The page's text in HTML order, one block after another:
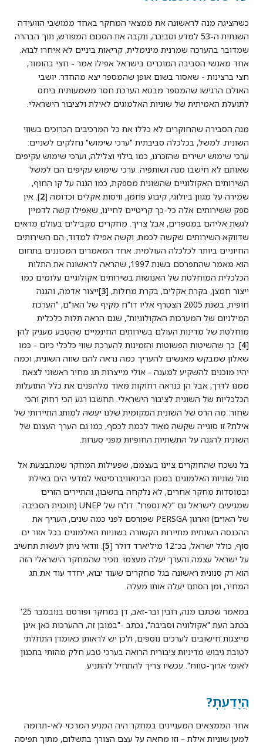
כשהציגה מנה לראשונה את ממצאי המחקר באחד ממושבי הוועידה
השנתית ה-53 למדע וסביבה, ונקבה את הסכום המפורש, תוך הבהרה
שמדובר בהערכה שמרנית מינימלית, קריאות ביניים לא איחרו לבוא.
אחד מאנשי הסביבה המוכרים בישראל אפילו אמר - חצי בהומור,
חצי ברצינות - שאסור בשום אופן שהמספר יצא מהחדר. יושבי
האולם הרגישו שהמספר מבטא הערכת חסר משמעותית ביחס
לתועלת האמיתית של שוניות האלמוגים לאילת ולציבור הישראלי.
מנה הסבירה שהחוקרים לא כללו את כל המרכיבים הכרוכים בשווי
השונית. למשל, בכלכלה סביבתית "ערכי שימוש" נחלקים לשניים:
ערכי שימוש ישירים שהזכרנו, כמו בילוי וצלילה, וערכי שימוש עקיפים
שאותם לא חישבו מנה ושותפיה. ערכי שימוש עקיפים הם למשל
השירותים האקולוגיים שהשונית מספקת, כמו הגנה על קו החוף,
שמירה על מגוון ביולוגי, קיבוע פחמן, וויסות אקלים וכדומה [2]. אין
ספק ששירותים אלה כל-כך קריטיים לחיינו, שאפילו קשה לדמיין
לגשת אליהם במספרים, אבל צריך. מחקרים מקבילים בעולם מראים
שדווקא השירותים שקשה לכמת, וקשה אפילו למדוד, הם השירותים
החיוניים ביותר לכלכלה העולמית. אחד המאמרים המכוננים בתחום
הוא מאמר שהתפרסם בשנת 1997, שהראה לראשונה את התלות
הכלכלית המוחלטת של האנושות בשירותים אקולוגיים עלומים כמו
ייצור חמצן, בקרת אקלים, בקרת מחלות, [3]ייצור אדמה, והגנה
חופית. בשנת 2005 הצטרף אליו דו"ח מקיף של האו"ם, "הערכת
המילניום של המערכות האקולוגיות", שגם הראה תלות כלכלית
מוחלטת של מדינות העולם בשירותים החינמיים שהטבע מעניק להן
[
4]. כך שהשיטות הפשוטות והזמינות להערכת שווי כלכלי כיום - כמו
שאלון שמבקש מאנשים להעריך כמה נראה להם שווה השונית, וכמה
יהיו מוכנים להשקיע למענה - אולי מייצרות תג מחיר ראשוני לצאת
ממנו לדרך, אבל הן כנראה רחוקות מאוד מלהפנים את כלל התועלות
הכלכליות של השונית לציבור הישראלי. תחשבו רגע הכי רחוק והכי
שחור: מה הרס של השונית המקומית שלנו יעשה למותג התיירותי של
אילת? זו סוגייה שקשה מאוד לכמת לכסף, כמו גם הערך העצום של
השונית להגנה על התשתיות החופיות מפני סערות.
בל נשכח שהחוקרים ציינו בעצמם, שפעילות המחקר שמתבצעת אל
מול שוניות האלמוגים במכון הבינאוניברסיטאי למדעי הים באילת
ובמוסדות מחקר אחרים, לא נלקחה בחשבון, והתיירים הזרים
שמגיעים לישראל גם "לא נספרו". דו"ח של UNEP (תוכנית הסביבה
של האו״ם) וארגון PERSGA שפורסם לפני כמה שנים, העריך את
ההכנסה השנתית מתיירות הקשורה בשוניות האלמוגים בכל אזור ים
סוף, כולל ישראל, בכ־12 מיליארד דולר [
5]. וודאי ניתן לעשות תחשיב
על ישראל עצמה והערך יעלה מעצמו. נזכיר שהמחקר הישראלי הזה
הוא רק סנונית ראשונה בגל מחקרים שעוד יבוא, יחדד עוד את תג
המחיר, ומן הסתם יעלה אותו מעלה.
במאמר שכתבו מנה, רובין ובר-זאב, דן במחקר ופורסם בנובמבר 25'
בכתב העת "אקולוגיה וסביבה", נכתב -"במובן זה, ההערכות כאן אינן
מייצגות חישובים לערכים נוספים, ולכן יש לראותן כאומדן התחלתי
לטובת גיבוש מדיניות ציבורית הרואה בערכי טבע חלק מהותי בתכנון
לאומי ארוך-טווח". עכשיו צריך להתחיל להתניע.
הֲיָדַעְתָּ?
אחד הממצאים המעניינים במחקר היה המניע המרכזי לאי-תרומה
למען שוניות אילת – וזו מחאה על עצם הצורך בתשלום, מתוך תפיסה